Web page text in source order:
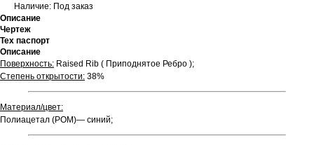
Наличие: Под заказ
Описание
Чертеж
Тех паспорт
Описание
Поверхность: Raised Rib ( Приподнятое Ребро );
Степень открытости: 38%
Материал/цвет:
Полиацетал (POM)— синий;